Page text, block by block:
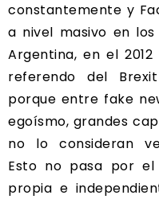
constantemente y
a nivel masivo en
Argentina, en el
referendo del
porque entre fake
egoísmo, grandes
no lo consideran
Esto no pasa por el
propia e